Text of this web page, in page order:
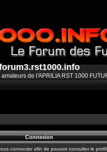
amateurs de l'APRILIA RST 1000
Connexion
connecter afin de pouvoir consulter le profil